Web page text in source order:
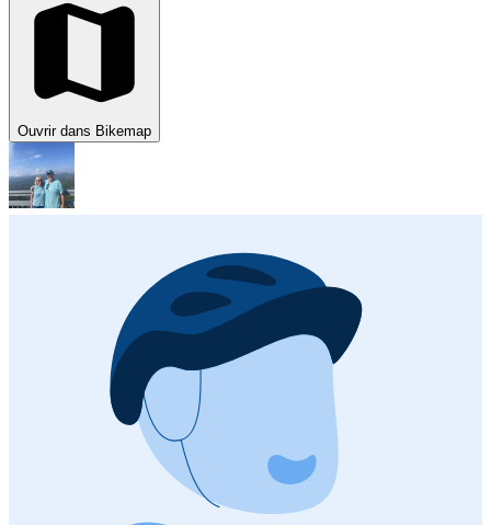
Ouvrir dans Bikemap